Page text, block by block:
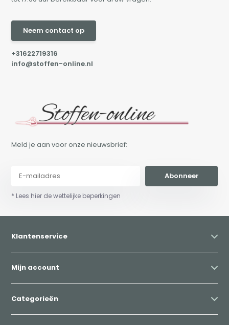
Neem contact op
+31622719316
info@stoffen-online.nl
Meld je aan voor onze nieuwsbrief:
Abonneer
* Lees hier de wettelijke beperkingen
Klantenservice
Mijn account
Categorieën